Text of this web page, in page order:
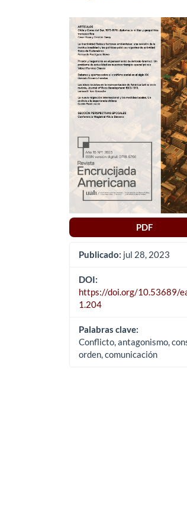
Barra
lateral
del
artículo
PDF
Publicado: jul 28, 2023
DOI:
https://doi.org/10.53689/
1.204
Palabras clave:
Conflicto, antagonismo,
orden, comunicación